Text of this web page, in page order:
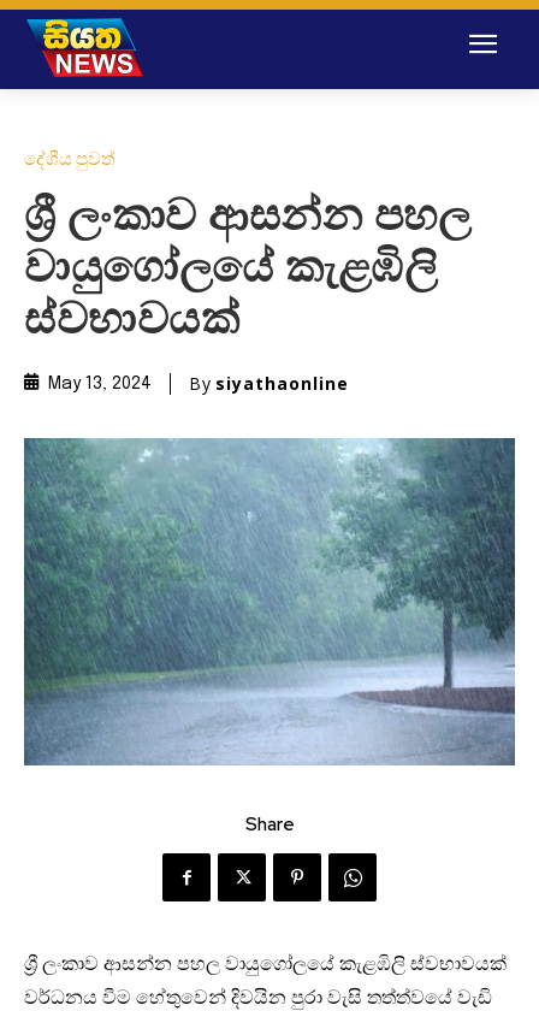
දේශීය පුවත්
ශ්‍රී ලංකාව ආසන්න පහල
වායුගෝලයේ කැළඹිලි
ස්වභාවයක්
May 13, 2024 By siyathaonline
Share
ශ්‍රී ලංකාව ආසන්න පහල වායුගෝලයේ කැළඹිලි ස්වභාවයක්
වර්ධනය වීම හේතුවෙන් දිවයින පුරා වැසි තත්ත්වයේ වැඩි